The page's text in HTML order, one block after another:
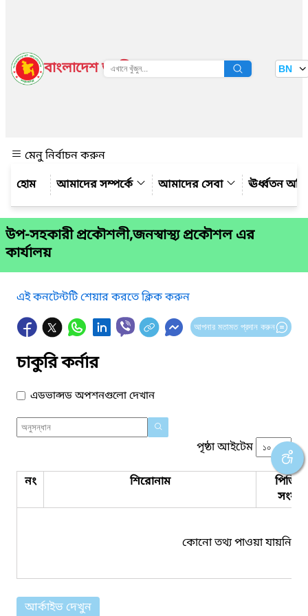
বাংলাদেশ জাতীয় তথ্য বাতায়ন BN
মেনু নির্বাচন করুন
আমাদের সম্পর্কে
আমাদের সেবা ঊর্ধ্বতন
উপ-সহকারী প্রকৌশলী,জনস্বাস্থ্য প্রকৌশল এর
কার্যালয়
এই কনটেন্টটি শেয়ার করতে ক্লিক করুন
আপনার মতামত প্রদান করুন
চাকুরি কর্নার
এডভান্সড অপশনগুলো দেখান
পৃষ্ঠা আইটেম
নং শিরোনাম
কোনো তথ্য পাওয়া যায়নি।
আর্কাইভ দেখুন